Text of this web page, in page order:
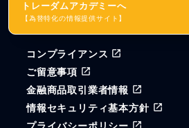
トレーダムアカデミーへ
【為替特化の情報提供サイト】
コンプライアンス
ご留意事項
金融商品取引業者情報
情報セキュリティ基本方針